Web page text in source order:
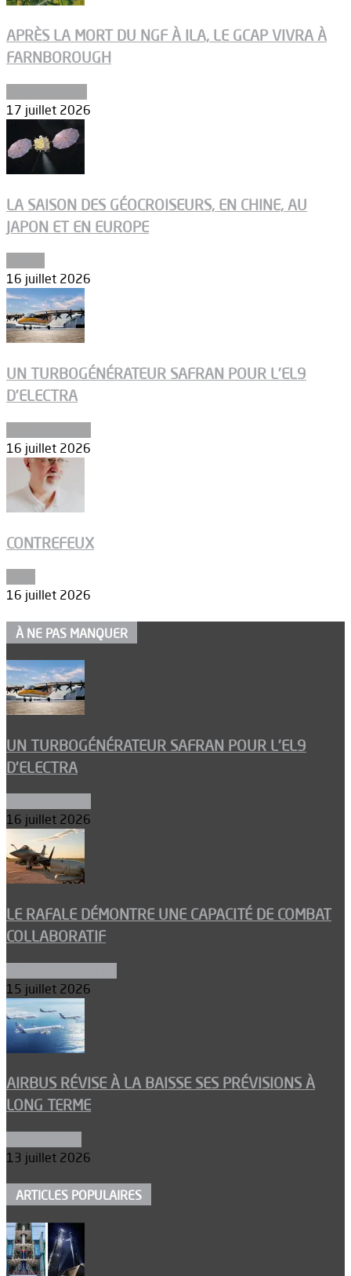
APRÈS LA MORT DU NGF À ILA, LE GCAP VIVRA À
FARNBOROUGH
17 juillet 2026
LA SAISON DES GÉOCROISEURS, EN CHINE, AU
JAPON ET EN EUROPE
16 juillet 2026
UN TURBOGÉNÉRATEUR SAFRAN POUR L’EL9
D’ELECTRA
16 juillet 2026
CONTREFEUX
16 juillet 2026
À NE PAS MANQUER
UN TURBOGÉNÉRATEUR SAFRAN POUR L’EL9
D’ELECTRA
16 juillet 2026
LE RAFALE DÉMONTRE UNE CAPACITÉ DE COMBAT
COLLABORATIF
15 juillet 2026
AIRBUS RÉVISE À LA BAISSE SES PRÉVISIONS À
LONG TERME
13 juillet 2026
ARTICLES POPULAIRES